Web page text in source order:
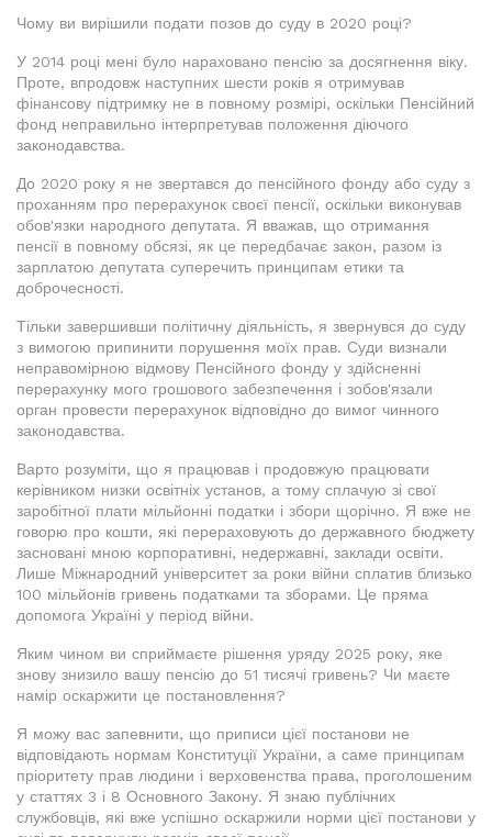
Чому ви вирішили подати позов до суду в 2020 році?
У 2014 році мені було нараховано пенсію за досягнення віку.
Проте, впродовж наступних шести років я отримував
фінансову підтримку не в повному розмірі, оскільки Пенсійний
фонд неправильно інтерпретував положення діючого
законодавства.
До 2020 року я не звертався до пенсійного фонду або суду з
проханням про перерахунок своєї пенсії, оскільки виконував
обов'язки народного депутата. Я вважав, що отримання
пенсії в повному обсязі, як це передбачає закон, разом із
зарплатою депутата суперечить принципам етики та
доброчесності.
Тільки завершивши політичну діяльність, я звернувся до суду
з вимогою припинити порушення моїх прав. Суди визнали
неправомірною відмову Пенсійного фонду у здійсненні
перерахунку мого грошового забезпечення і зобов'язали
орган провести перерахунок відповідно до вимог чинного
законодавства.
Варто розуміти, що я працював і продовжую працювати
керівником низки освітніх установ, а тому сплачую зі свої
заробітної плати мільйонні податки і збори щорічно. Я вже не
говорю про кошти, які перераховують до державного бюджету
засновані мною корпоративні, недержавні, заклади освіти.
Лише Міжнародний університет за роки війни сплатив близько
100 мільйонів гривень податками та зборами. Це пряма
допомога Україні у період війни.
Яким чином ви сприймаєте рішення уряду 2025 року, яке
знову знизило вашу пенсію до 51 тисячі гривень? Чи маєте
намір оскаржити це постановлення?
Я можу вас запевнити, що приписи цієї постанови не
відповідають нормам Конституції України, а саме принципам
пріоритету прав людини і верховенства права, проголошеним
у статтях 3 і 8 Основного Закону. Я знаю публічних
службовців, які вже успішно оскаржили норми цієї постанови у